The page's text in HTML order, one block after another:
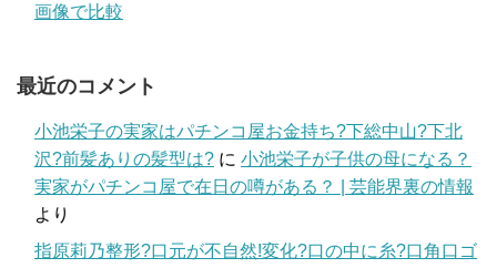
画像で比較
最近のコメント
小池栄子の実家はパチンコ屋お金持ち?下総中山?下北
沢?前髪ありの髪型は? に 小池栄子が子供の母になる？
実家がパチンコ屋で在日の噂がある？ | 芸能界裏の情報
より
指原莉乃整形?口元が不自然!変化?口の中に糸?口角口ゴ